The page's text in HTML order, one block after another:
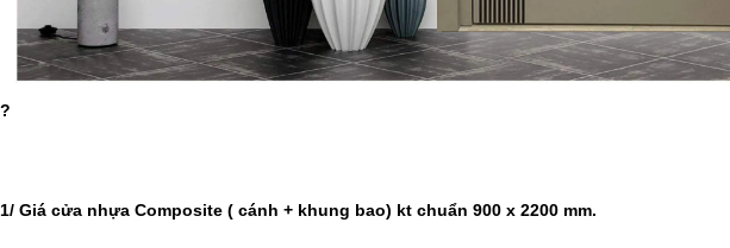
?
1/ Giá cửa nhựa Composite ( cánh + khung bao) kt chuẩn 900 x 2200 mm.